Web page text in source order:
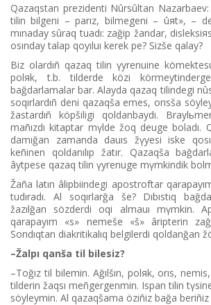
Qazaqstan prezidentі Nûrsûltan
tіlіn bіlgenі – parız, bіlmegenі – ûяt», –
mınaday sûraq tuadı: zağip žandar,
osınday talap qoyıluı kerek pe? Sіzše qalay?
Bіz olardıñ qazaq tіlіn үyrenuіne
polяk, t.b. tіlderde közі
bağdarlamalar bar. Alayda qazaq tіlіndegі
soqırlardıñ denі qazaqša emes, orısša
žastardıñ köpšіlіgі qoldanbaydı.
mañızdı kіtaptar mүlde žoq deuge boladı.
damığan zamanda dauıs žүyesі іske
keñіnen qoldanılıp žatır. Qazaqša
âytpese qazaq tіlіn үyrenuge mүmkіndіk
Žaña latın âlіpbiіndegі apostroftar
tudıradı. Al soqırlarğa še? Dıbıstıq
žazılğan sözderdі oqi almauı mүmkіn.
qarapayım «s» nemeše «š» ârіpterіn
Sondıqtan diakritikalıq belgіlerdі qoldanğan
–Žalpı qanša tіl bіlesіz?
–Toğız tіl bіlemіn. Ağılšın, polяk, orıs,
tіlderіn žaqsı meñgergenmіn. Ispan tіlіn
söyleymіn. Al qazaqšama özіñіz bağa berіñіz